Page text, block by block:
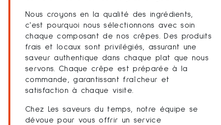
Nous croyons en la qualité des ingrédients,
c'est pourquoi nous sélectionnons avec soin
chaque composant de nos crêpes. Des produits
frais et locaux sont privilégiés, assurant une
saveur authentique dans chaque plat que nous
servons. Chaque crêpe est préparée à la
commande, garantissant fraîcheur et
satisfaction à chaque visite.
Chez Les saveurs du temps, notre équipe se
dévoue pour vous offrir un service